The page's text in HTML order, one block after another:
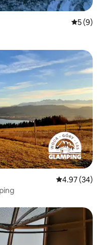
5 out of
5 (9)
4.97 out of 5
4.97 (34)